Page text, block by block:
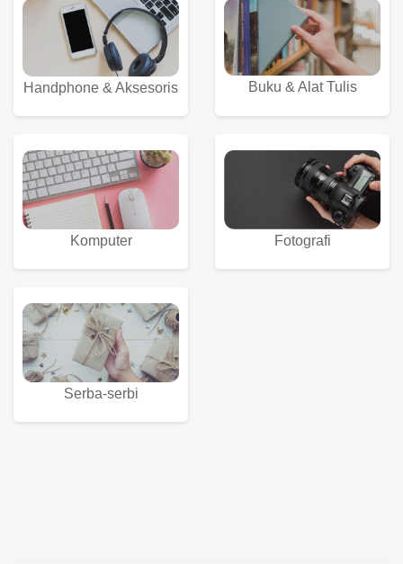
Handphone & Aksesoris Buku & Alat Tulis
Komputer Fotografi
Serba-serbi